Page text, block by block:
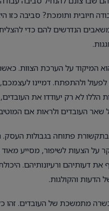
חיובית ותומכת? סביבה כזו
הנדרשים להם כדי
המיקוד על הערכת הצוות.
ולהתפתח. דמיינו
הללו לא רק יעודדו את
שאר העובדים ולראות אם
פתוחה בגבולות העסק.
על הצעות לשיפור, מסייע
את דעותיהם ורעיונותיהם.
הדעות והקולגות.
מתמשכת של העובדים. זהו